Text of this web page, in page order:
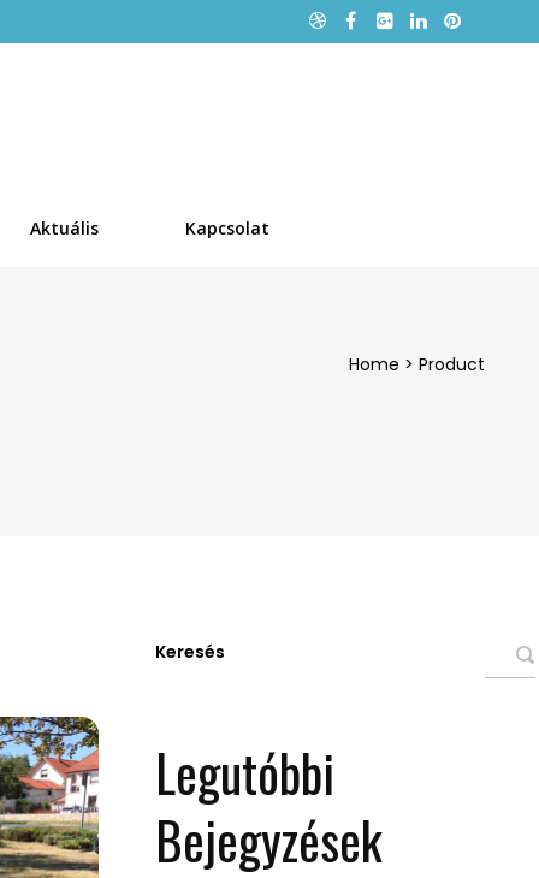
Aktuális Kapcsolat
Home >Product
Keresés
Legutóbbi
Bejegyzések